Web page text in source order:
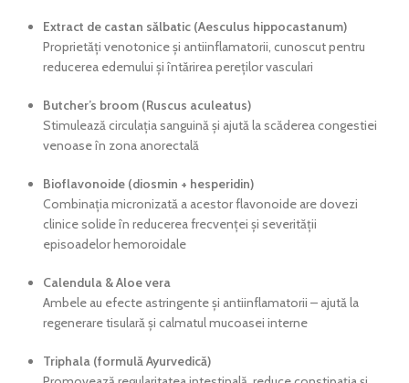
Extract de castan sălbatic (Aesculus hippocastanum)
Proprietăți venotonice și antiinflamatorii, cunoscut pentru
reducerea edemului și întărirea pereților vasculari
Butcher’s broom (Ruscus aculeatus)
Stimulează circulația sanguină și ajută la scăderea congestiei
venoase în zona anorectală
Bioflavonoide (diosmin + hesperidin)
Combinația micronizată a acestor flavonoide are dovezi
clinice solide în reducerea frecvenței și severității
episoadelor hemoroidale
Calendula & Aloe vera
Ambele au efecte astringente și antiinflamatorii – ajută la
regenerare tisulară și calmatul mucoasei interne
Triphala (formulă Ayurvedică)